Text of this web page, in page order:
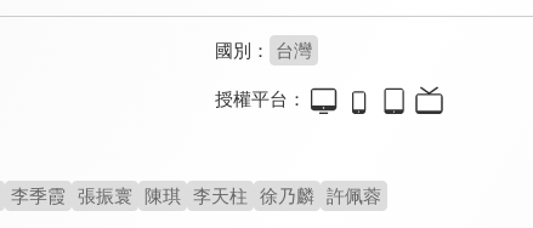
國別： 台灣
授權平台：
李季霞 張振寰 陳琪 李天柱 徐乃麟 許佩蓉